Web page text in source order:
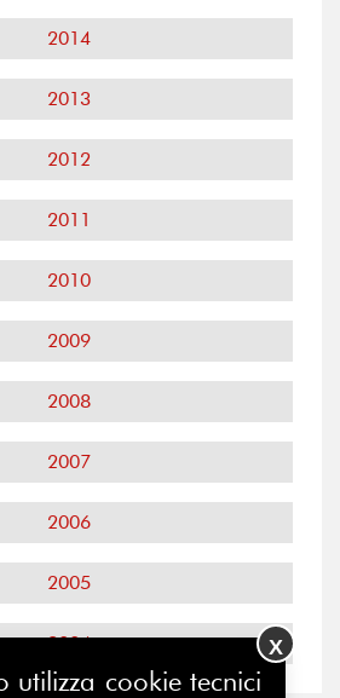
2014
2013
2012
2011
2010
2009
2008
2007
2006
2005
2004
utilizza cookie tecnici
X